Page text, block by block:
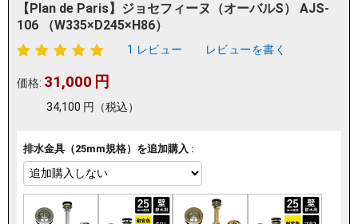
【Plan de Paris】ジョセフィーヌ（オーバルS） AJS-
106 （W335×D245×H86）
1 レビュー レビューを書く
価格: 31,000 円
34,100 円 （税込）
排水金具（25mm規格）を追加購入 :